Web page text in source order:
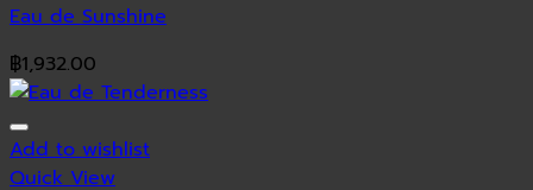
Eau de Sunshine
฿1,932.00
Add to wishlist
Quick View